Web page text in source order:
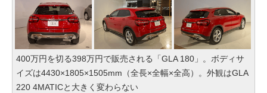
400万円を切る398万円で販売される「GLA 180」。ボディサ
イズは4430×1805×1505mm（全長×全幅×全高）。外観はGLA
220 4MATICと大きく変わらない